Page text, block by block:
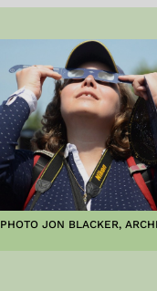
PHOTO JON BLACKER,